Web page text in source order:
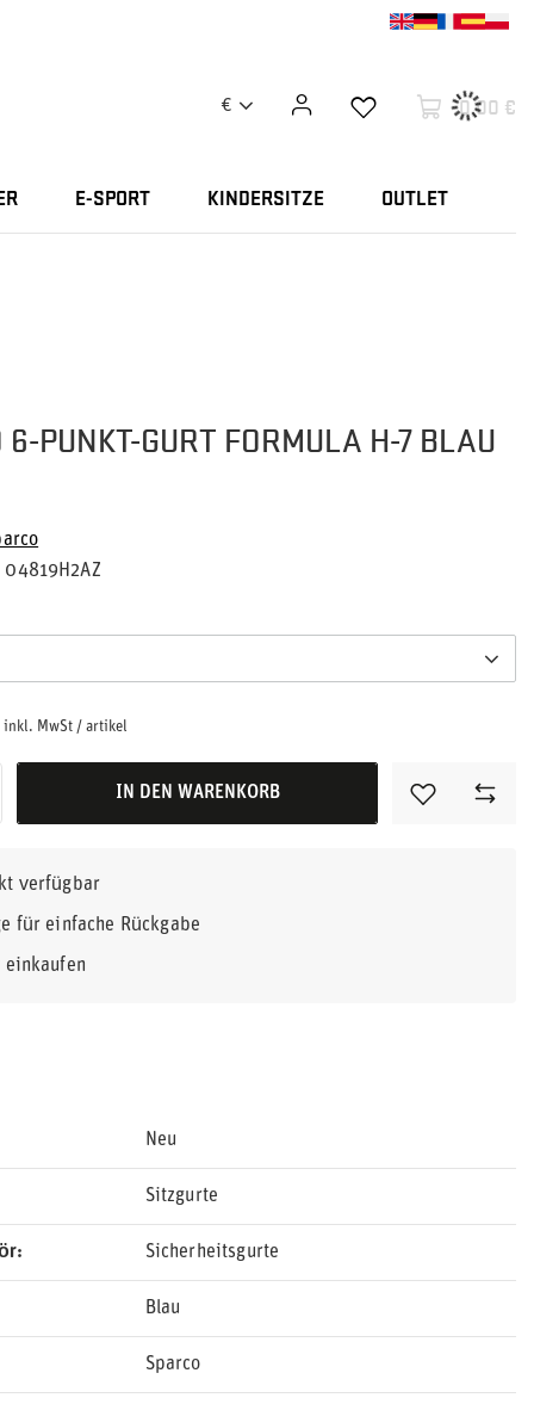
€ 0,00 €
E-SPORT KINDERSITZE OUTLET
6-PUNKT-GURT FORMULA H-7 BLAU
04819H2AZ
inkl. MwSt /artikel
IN DEN WARENKORB
verfügbar
für einfache Rückgabe
einkaufen
Neu
Sitzgurte
Sicherheitsgurte
Blau
Sparco